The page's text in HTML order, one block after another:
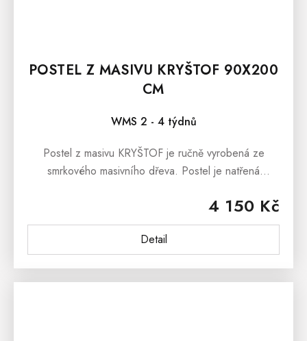
POSTEL Z MASIVU KRYŠTOF 90X200
CM
WMS 2 - 4 týdnů
4 150 Kč
Detail
Postel z masivu KRYŠTOF je ručně vyrobená ze
smrkového masivního dřeva. Postel je natřená
masivu KRYŠTOF je ošetřena...